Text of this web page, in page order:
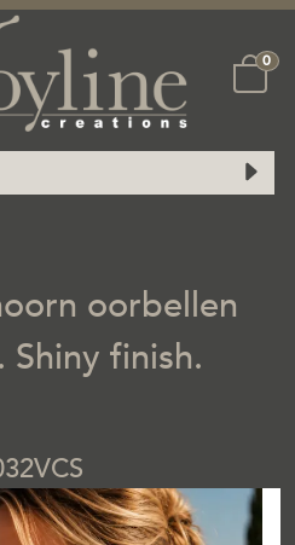
0
oorbellen
Shiny finish.